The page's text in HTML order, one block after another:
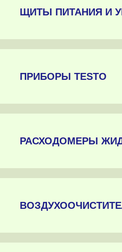
ЩИТЫ ПИТАНИЯ И
ПРИБОРЫ TESTO
РАСХОДОМЕРЫ